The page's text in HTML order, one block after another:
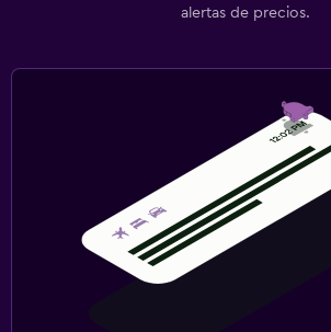
alertas de precios.